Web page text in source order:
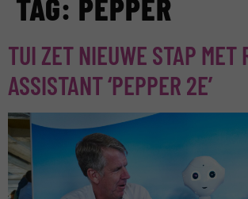
TAG: PEPPER
TUI ZET NIEUWE STAP MET
ASSISTANT ‘PEPPER 2E’